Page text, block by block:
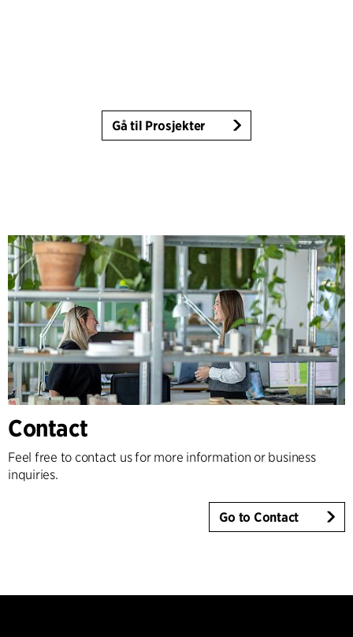
Gå til Prosjekter
Contact
Feel free to contact us for more information or business
inquiries.
Go to Contact